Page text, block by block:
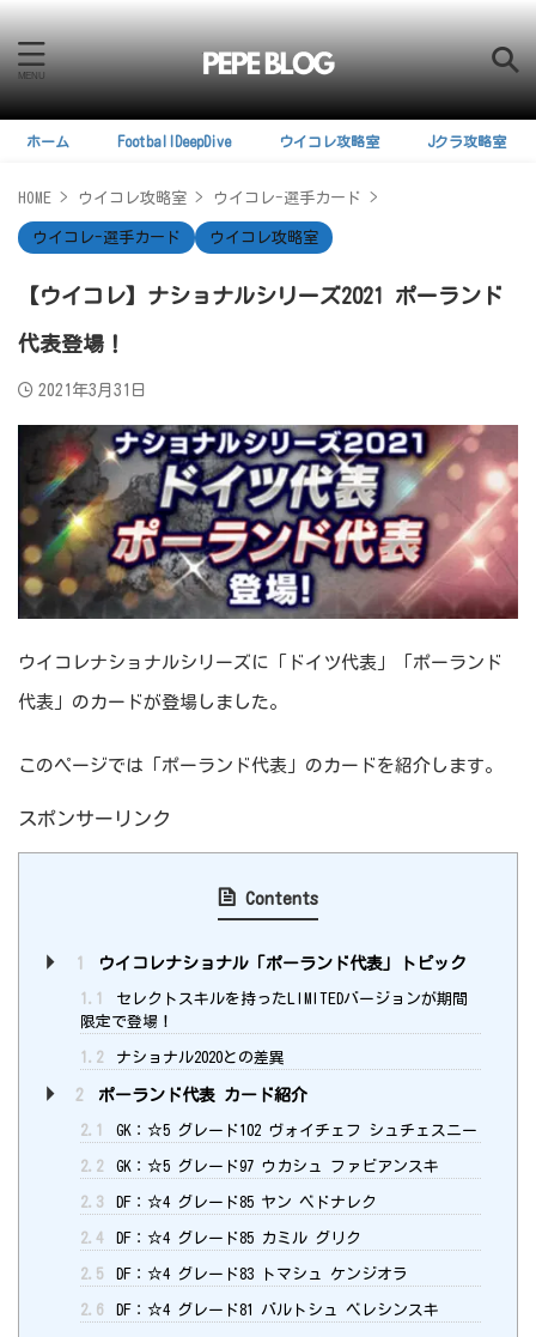
ホーム FootballDeepDive ウイコレ攻略室 Jクラ攻略室
HOME > ウイコレ攻略室 > ウイコレ-選手カード >
ウイコレ-選手カード ウイコレ攻略室
【ウイコレ】ナショナルシリーズ2021 ポーランド
代表登場！
2021年3月31日
ウイコレナショナルシリーズに「ドイツ代表」「ポーランド
代表」のカードが登場しました。
このページでは「ポーランド代表」のカードを紹介します。
スポンサーリンク
Contents
1 ウイコレナショナル「ポーランド代表」トピック
1.1
セレクトスキルを持ったLIMITEDバージョンが期間
限定で登場！
1.2 ナショナル2020との差異
2 ポーランド代表 カード紹介
2.1 GK：☆5 グレード102 ヴォイチェフ シュチェスニー
2.2 GK：☆5 グレード97 ウカシュ ファビアンスキ
2.3 DF：☆4 グレード85 ヤン ベドナレク
2.4 DF：☆4 グレード85 カミル グリク
2.5 DF：☆4 グレード83 トマシュ ケンジオラ
2.6 DF：☆4 グレード81 バルトシュ ベレシンスキ